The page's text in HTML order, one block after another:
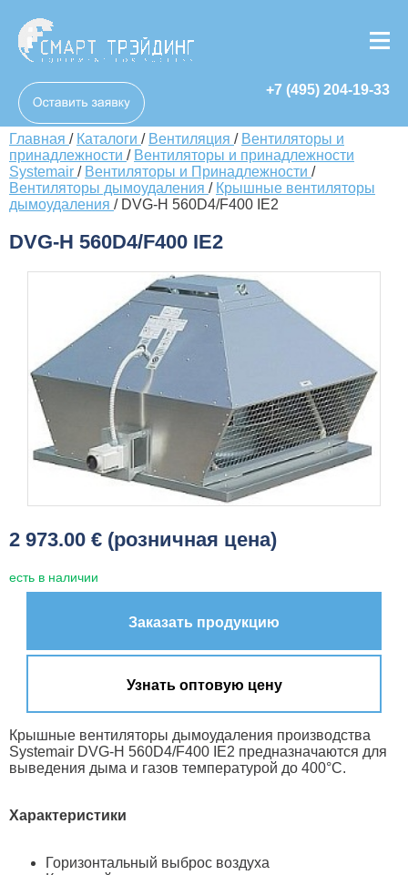
+7 (495) 204-19-33
Главная / Каталоги / Вентиляция / Вентиляторы и
принадлежности / Вентиляторы и принадлежности
Systemair / Вентиляторы и Принадлежности /
Вентиляторы дымоудаления / Крышные вентиляторы
дымоудаления / DVG-H 560D4/F400 IE2
DVG-H 560D4/F400 IE2
2 973.00 € (розничная цена)
есть в наличии
Заказать продукцию
Узнать оптовую цену
Крышные вентиляторы дымоудаления производства
Systemair DVG-H 560D4/F400 IE2 предназначаются для
выведения дыма и газов температурой до 400°C.
Характеристики
Горизонтальный выброс воздуха